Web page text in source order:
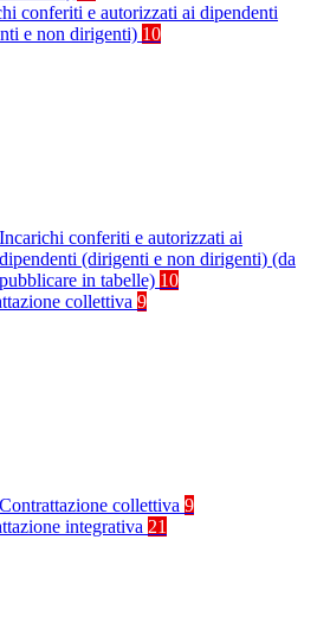
conferiti e autorizzati ai dipendenti
e non dirigenti) 10
Incarichi conferiti e autorizzati ai
dipendenti (dirigenti e non dirigenti) (da
pubblicare in tabelle) 10
collettiva 9
Contrattazione collettiva 9
integrativa 21